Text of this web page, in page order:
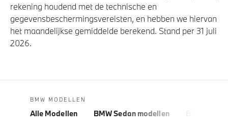
rekening houdend met de technische en
gegevensbeschermingsvereisten, en hebben we hiervan
het maandelijkse gemiddelde berekend. Stand per 31 juli
2026.
BMW MODELLEN
Alle Modellen BMW Sedan modellen